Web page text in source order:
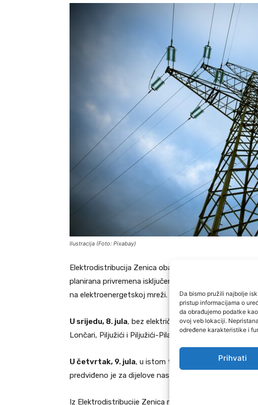
Da bismo pružili najbolje
pristup informacijama o
da obrađujemo podatke
ovoj veb lokaciji.
određene karakteristike i
Prihvati
Ilustracija (Foto: Pixabay)
Elektrodistribucija Zenica obavještava građane da su
planirana privremena isključenja električne energije
na elektroenergetskoj mreži.
U srijedu, 8. jula, bez električne energije u terminu od
Lončari, Piljužići i Piljužići-Pilavi.
U četvrtak, 9. jula, u istom terminu od 08:30 do
predviđeno je za dijelove naselja: Potočani.
Iz Elektrodistribucije Zenica mole građane za